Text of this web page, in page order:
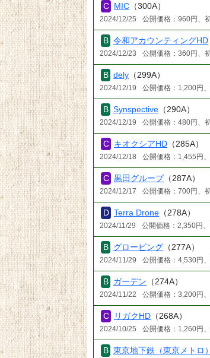
MIC （300A）
2024/12/25 公開価格：960円、
令和アカウンティングHD
2024/12/23 公開価格：360円、
dely （299A）
2024/12/19 公開価格：1,200円
Synspective （290A）
2024/12/19 公開価格：480円、
キオクシアHD （285A）
2024/12/18 公開価格：1,455円
黒田グループ（287A）
2024/12/17 公開価格：700円、
Terra Drone （278A）
2024/11/29 公開価格：2,350円
グロービング （277A）
2024/11/29 公開価格：4,530円
ガーデン （274A）
2024/11/22 公開価格：3,200円
リガクHD （268A）
2024/10/25 公開価格：1,260円
東京地下鉄（東京メトロ）